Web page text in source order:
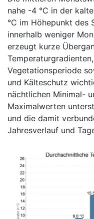
nahe -4 °C in der
°C im Höhepunkt des
innerhalb weniger
erzeugt kurze
Vegetationsperiode
und Kälteschutz
nächtlichen Minimal-
Maximalwerten
und die damit
Jahresverlauf und